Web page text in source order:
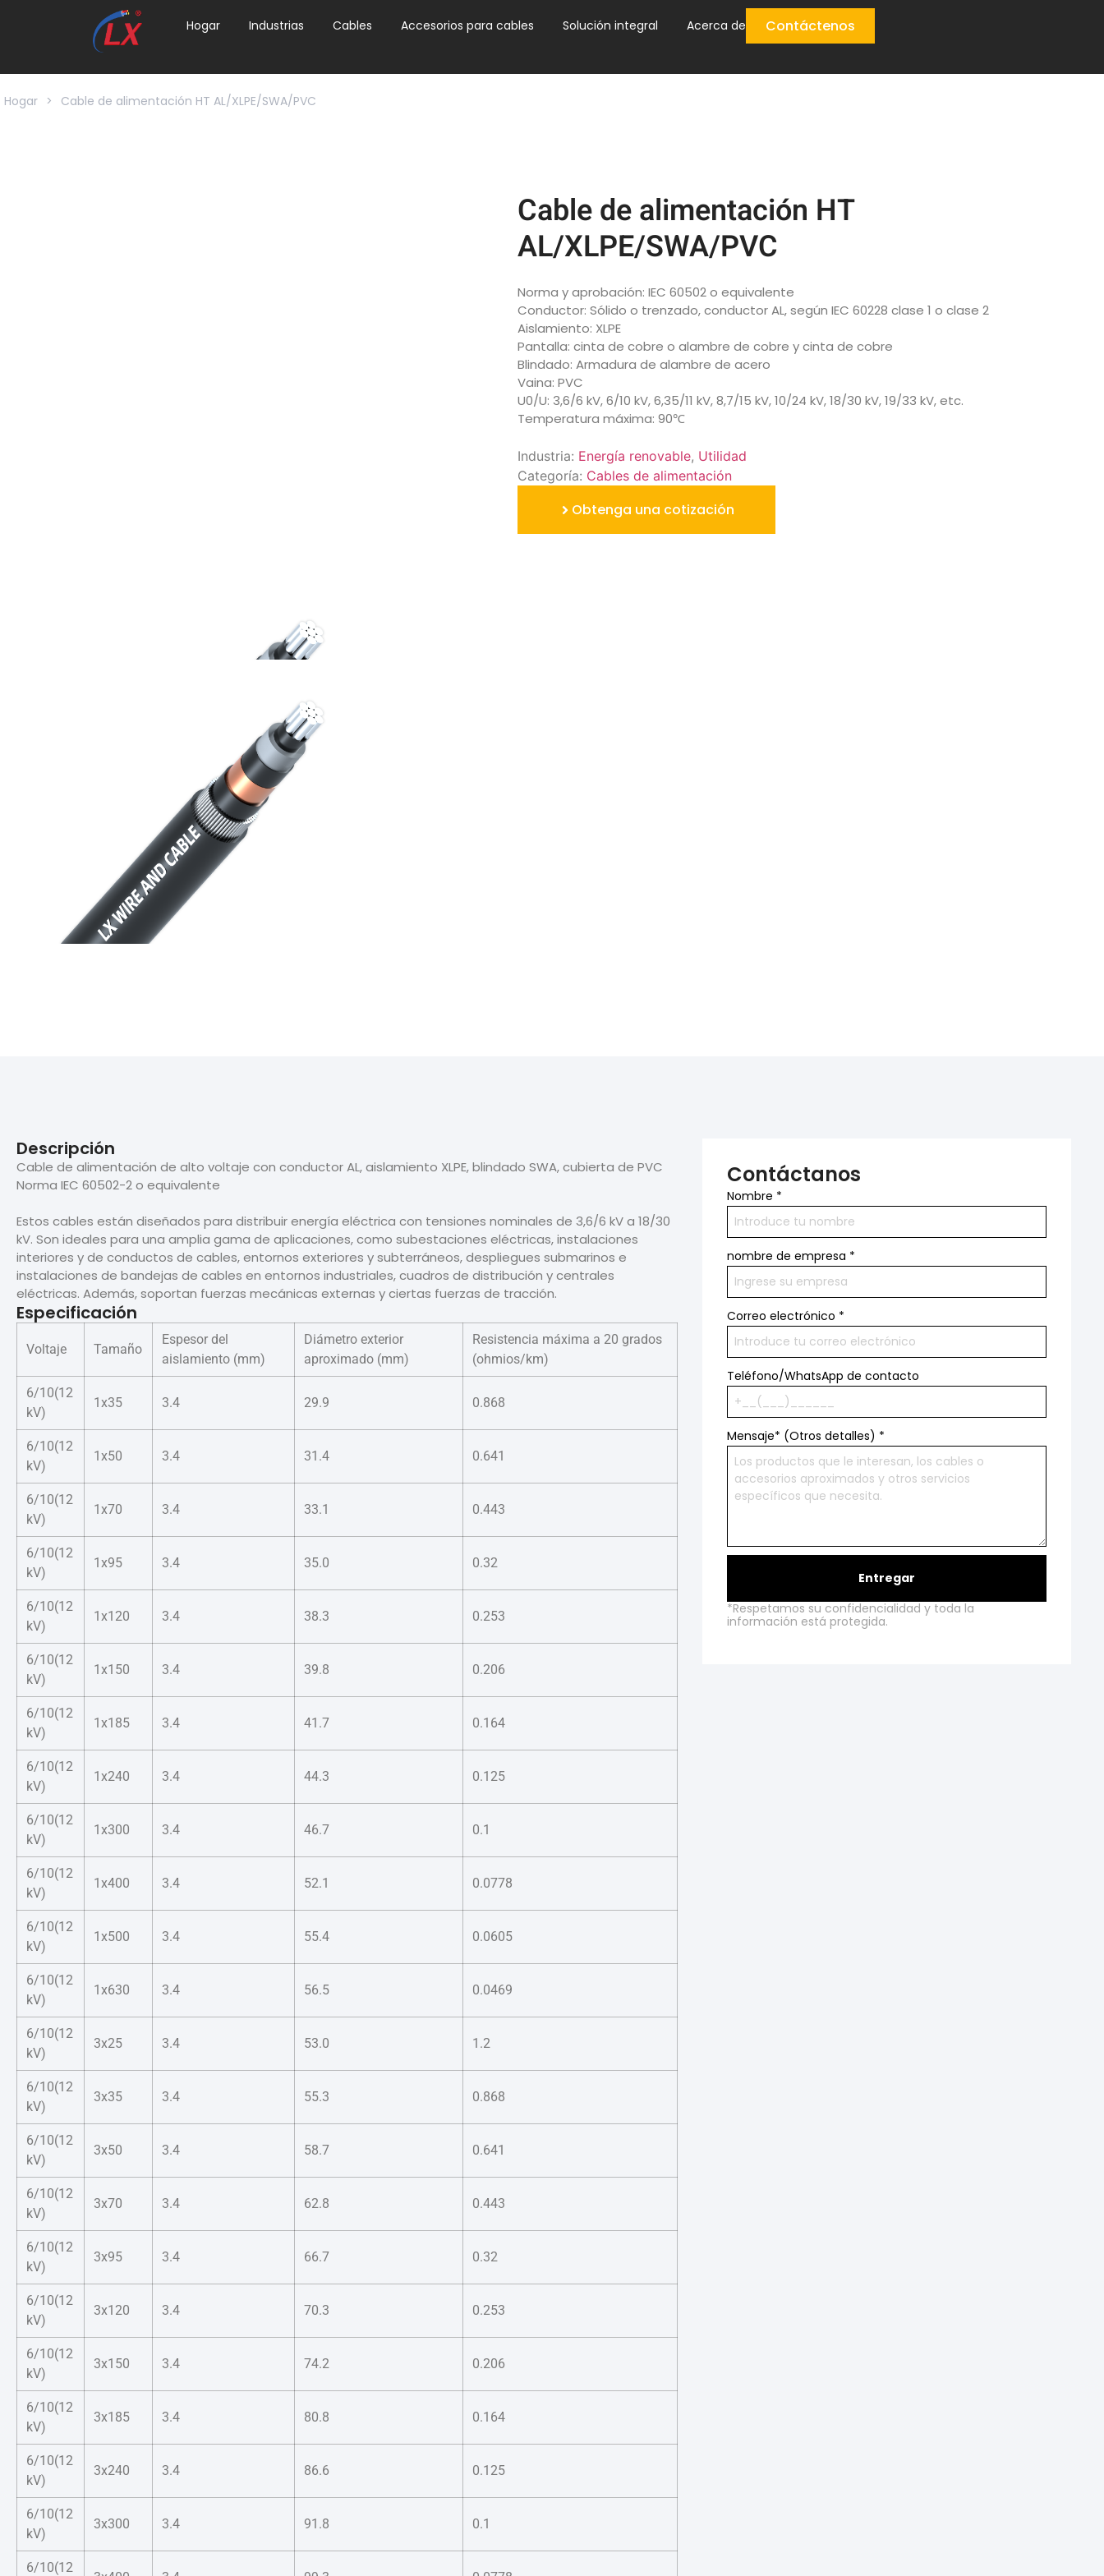
Hogar Industrias Cables Accesorios para cables Solución integral Acerca de Contáctenos
Hogar > Cable de alimentación HT AL/XLPE/SWA/PVC
Cable de alimentación HT
AL/XLPE/SWA/PVC
Norma y aprobación: IEC 60502 o equivalente
Conductor: Sólido o trenzado, conductor AL, según IEC 60228 clase 1 o clase 2
Aislamiento: XLPE
Pantalla: cinta de cobre o alambre de cobre y cinta de cobre
Blindado: Armadura de alambre de acero
Vaina: PVC
U0/U: 3,6/6 kV, 6/10 kV, 6,35/11 kV, 8,7/15 kV, 10/24 kV, 18/30 kV, 19/33 kV, etc.
Temperatura máxima: 90℃
Industria: Energía renovable, Utilidad
Categoría: Cables de alimentación
Obtenga una cotización
Descripción
Cable de alimentación de alto voltaje con conductor AL, aislamiento XLPE, blindado SWA, cubierta de PVC
Norma IEC 60502-2 o equivalente
Estos cables están diseñados para distribuir energía eléctrica con tensiones nominales de 3,6/6 kV a 18/30
kV. Son ideales para una amplia gama de aplicaciones, como subestaciones eléctricas, instalaciones
interiores y de conductos de cables, entornos exteriores y subterráneos, despliegues submarinos e
instalaciones de bandejas de cables en entornos industriales, cuadros de distribución y centrales
eléctricas. Además, soportan fuerzas mecánicas externas y ciertas fuerzas de tracción.
Especificación
Voltaje Tamaño
Espesor del
aislamiento (mm)
Diámetro exterior
aproximado (mm)
Resistencia máxima a 20 grados
(ohmios/km)
6/10(12
kV)
1x35 3.4 29.9 0.868
6/10(12
kV)
1x50 3.4 31.4 0.641
6/10(12
kV)
1x70 3.4 33.1 0.443
6/10(12
kV)
1x95 3.4 35.0 0.32
6/10(12
kV)
1x120 3.4 38.3 0.253
6/10(12
kV)
1x150 3.4 39.8 0.206
6/10(12
kV)
1x185 3.4 41.7 0.164
6/10(12
kV)
1x240 3.4 44.3 0.125
6/10(12
kV)
1x300 3.4 46.7 0.1
6/10(12
kV)
1x400 3.4 52.1 0.0778
6/10(12
kV)
1x500 3.4 55.4 0.0605
6/10(12
kV)
1x630 3.4 56.5 0.0469
6/10(12
kV)
3x25 3.4 53.0 1.2
6/10(12
kV)
3x35 3.4 55.3 0.868
6/10(12
kV)
3x50 3.4 58.7 0.641
6/10(12
kV)
3x70 3.4 62.8 0.443
6/10(12
kV)
3x95 3.4 66.7 0.32
6/10(12
kV)
3x120 3.4 70.3 0.253
6/10(12
kV)
3x150 3.4 74.2 0.206
6/10(12
kV)
3x185 3.4 80.8 0.164
6/10(12
kV)
3x240 3.4 86.6 0.125
6/10(12
kV)
3x300 3.4 91.8 0.1
6/10(12
Contáctanos
Nombre *
nombre de empresa *
Correo electrónico *
Teléfono/WhatsApp de contacto
Mensaje* (Otros detalles) *
Entregar
*Respetamos su confidencialidad y toda la
información está protegida.